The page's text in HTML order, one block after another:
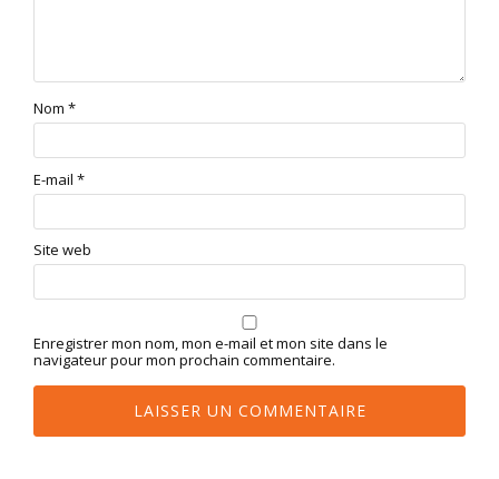
Nom *
E-mail *
Site web
Enregistrer mon nom, mon e-mail et mon site dans le
navigateur pour mon prochain commentaire.